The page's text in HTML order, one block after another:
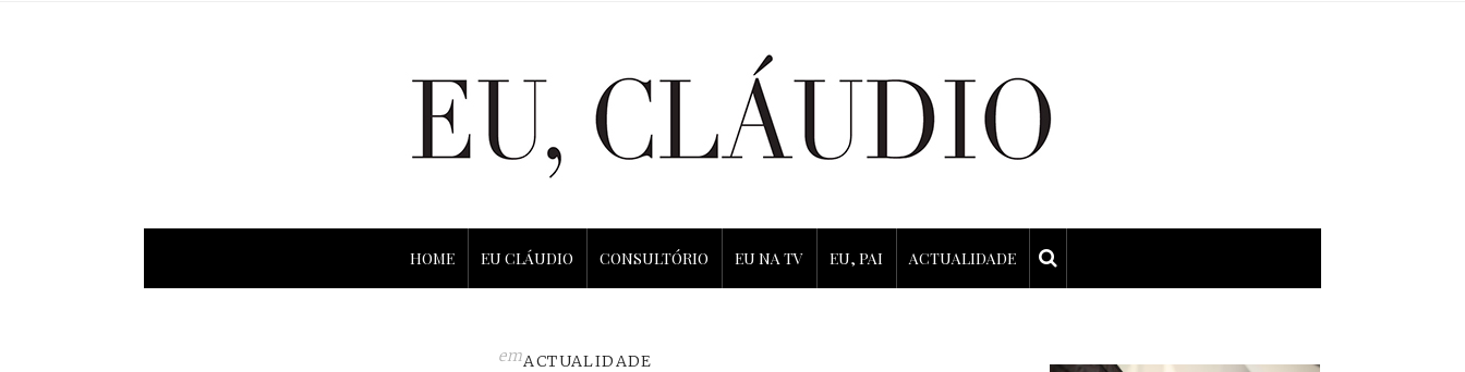
HOME EU CLÁUDIO CONSULTÓRIO EU NA TV EU, PAI ACTUALIDADE
emACTUALIDADE